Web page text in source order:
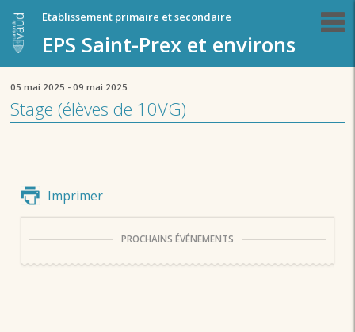
Etablissement primaire et secondaire
EPS Saint-Prex et environs
05 mai 2025 - 09 mai 2025
Stage (élèves de 10VG)
Imprimer
PROCHAINS ÉVÉNEMENTS